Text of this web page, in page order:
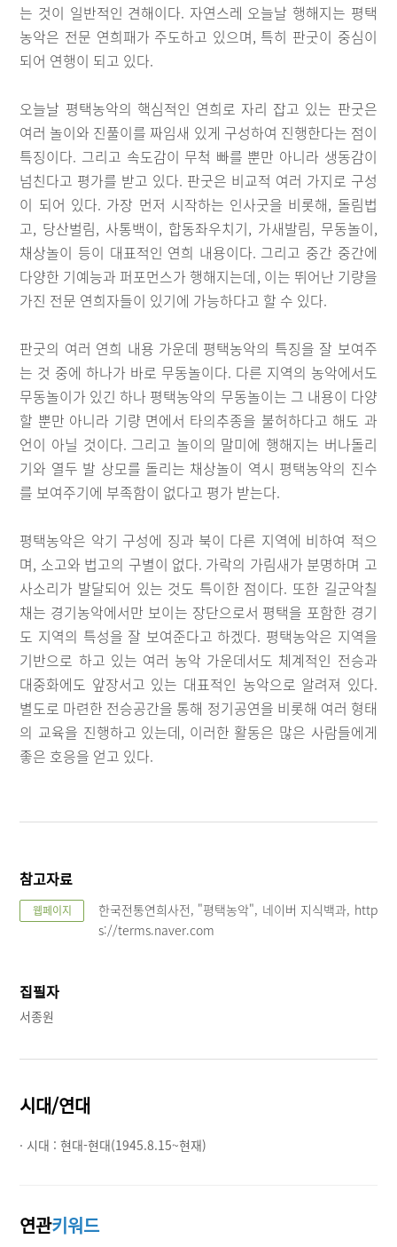
는 것이 일반적인 견해이다. 자연스레 오늘날 행해지는 평택
농악은 전문 연희패가 주도하고 있으며, 특히 판굿이 중심이
되어 연행이 되고 있다.
오늘날 평택농악의 핵심적인 연희로 자리 잡고 있는 판굿은
여러 놀이와 진풀이를 짜임새 있게 구성하여 진행한다는 점이
특징이다. 그리고 속도감이 무척 빠를 뿐만 아니라 생동감이
넘친다고 평가를 받고 있다. 판굿은 비교적 여러 가지로 구성
이 되어 있다. 가장 먼저 시작하는 인사굿을 비롯해, 돌림법
고, 당산벌림, 사통백이, 합동좌우치기, 가새발림, 무동놀이,
채상놀이 등이 대표적인 연희 내용이다. 그리고 중간 중간에
다양한 기예능과 퍼포먼스가 행해지는데, 이는 뛰어난 기량을
가진 전문 연희자들이 있기에 가능하다고 할 수 있다.
판굿의 여러 연희 내용 가운데 평택농악의 특징을 잘 보여주
는 것 중에 하나가 바로 무동놀이다. 다른 지역의 농악에서도
무동놀이가 있긴 하나 평택농악의 무동놀이는 그 내용이 다양
할 뿐만 아니라 기량 면에서 타의추종을 불허하다고 해도 과
언이 아닐 것이다. 그리고 놀이의 말미에 행해지는 버나돌리
기와 열두 발 상모를 돌리는 채상놀이 역시 평택농악의 진수
를 보여주기에 부족함이 없다고 평가 받는다.
평택농악은 악기 구성에 징과 북이 다른 지역에 비하여 적으
며, 소고와 법고의 구별이 없다. 가락의 가림새가 분명하며 고
사소리가 발달되어 있는 것도 특이한 점이다. 또한 길군악칠
채는 경기농악에서만 보이는 장단으로서 평택을 포함한 경기
도 지역의 특성을 잘 보여준다고 하겠다. 평택농악은 지역을
기반으로 하고 있는 여러 농악 가운데서도 체계적인 전승과
대중화에도 앞장서고 있는 대표적인 농악으로 알려져 있다.
별도로 마련한 전승공간을 통해 정기공연을 비롯해 여러 형태
의 교육을 진행하고 있는데, 이러한 활동은 많은 사람들에게
좋은 호응을 얻고 있다.
참고자료
웹페이지
한국전통연희사전, "평택농악", 네이버 지식백과, http
s://terms.naver.com
집필자
서종원
시대/연대
· 시대 :현대-현대(1945.8.15~현재)
연관키워드